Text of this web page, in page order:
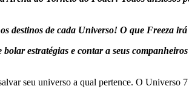
destinos de cada Universo! O que Freeza
estratégias e contar a seus
seu universo a qual pertence. O Universo